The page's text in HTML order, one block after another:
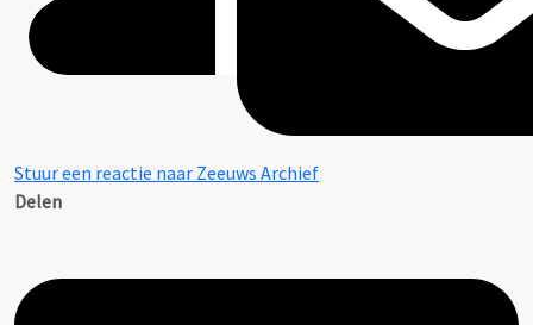
Stuur een reactie naar Zeeuws Archief
Delen